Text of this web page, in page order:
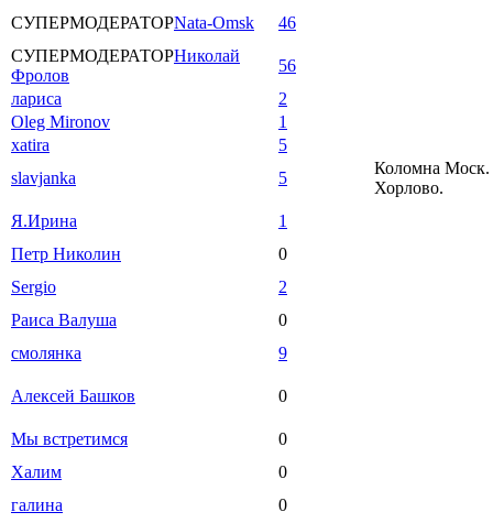
СУПЕРМОДЕРАТОРNata-Omsk
46
СУПЕРМОДЕРАТОРНиколай
Фролов
56
лариса
2
Oleg Mironov
1
xatira
5
slavjanka
5
Коломна Моск.
Хорлово.
Я.Ирина
1
Петр Николин
0
Sergio
2
Раиса Валуша
0
смолянка
9
Алексей Башков 0
Мы встретимся
0
Халим
0
галина
0